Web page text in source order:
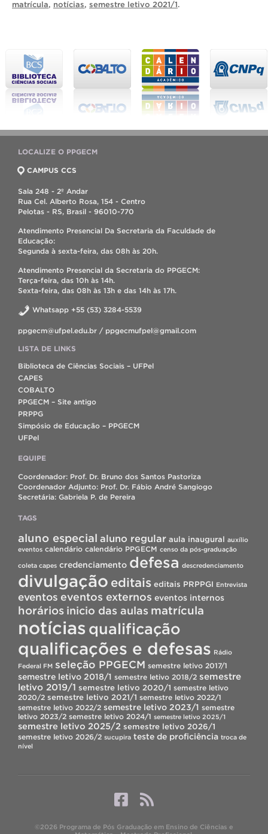
matrícula, notícias, semestre letivo 2021/1.
LOCALIZE O PPGECM
CAMPUS CCS
Sala 248 - 2º Andar
Rua Cel. Alberto Rosa, 154 - Centro
Pelotas - RS, Brasil - 96010-770
Atendimento Presencial Da Secretaria da Faculdade de
Educação:
Segunda à sexta-feira, das 08h às 20h.
Atendimento Presencial da Secretaria do PPGECM:
Terça-feira, das 10h às 14h.
Sexta-feira, das 08h às 13h e das 14h às 17h.
Whatsapp +55 (53) 3284-5539
ppgecm@ufpel.edu.br / ppgecmufpel@gmail.com
LISTA DE LINKS
Biblioteca de Ciências Sociais – UFPel
CAPES
COBALTO
PPGECM – Site antigo
PRPPG
Simpósio de Educação – PPGECM
UFPel
EQUIPE
Coordenador: Prof. Dr. Bruno dos Santos Pastoriza
Coordenador Adjunto: Prof. Dr. Fábio André Sangiogo
Secretária: Gabriela P. de Pereira
TAGS
aluno especial aluno regular aula inaugural auxílio
eventos calendário calendário PPGECM censo da pós-graduação
coleta capes credenciamento defesa descredenciamento
divulgação editais editais PRPPGI Entrevista
eventos eventos externos eventos internos
horários inicio das aulas matrícula
notícias qualificação
qualificações e defesas Rádio
Federal FM seleção PPGECM semestre letivo 2017/1
semestre letivo 2018/1 semestre letivo 2018/2 semestre
letivo 2019/1 semestre letivo 2020/1 semestre letivo
2020/2 semestre letivo 2021/1 semestre letivo 2022/1
semestre letivo 2022/2 semestre letivo 2023/1 semestre
letivo 2023/2 semestre letivo 2024/1 semestre letivo 2025/1
semestre letivo 2025/2 semestre letivo 2026/1
semestre letivo 2026/2 sucupira teste de proficiência troca de
nível
©2026 Programa de Pós Graduação em Ensino de Ciências e